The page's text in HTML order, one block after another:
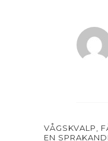
VÅGSKVALP,
EN